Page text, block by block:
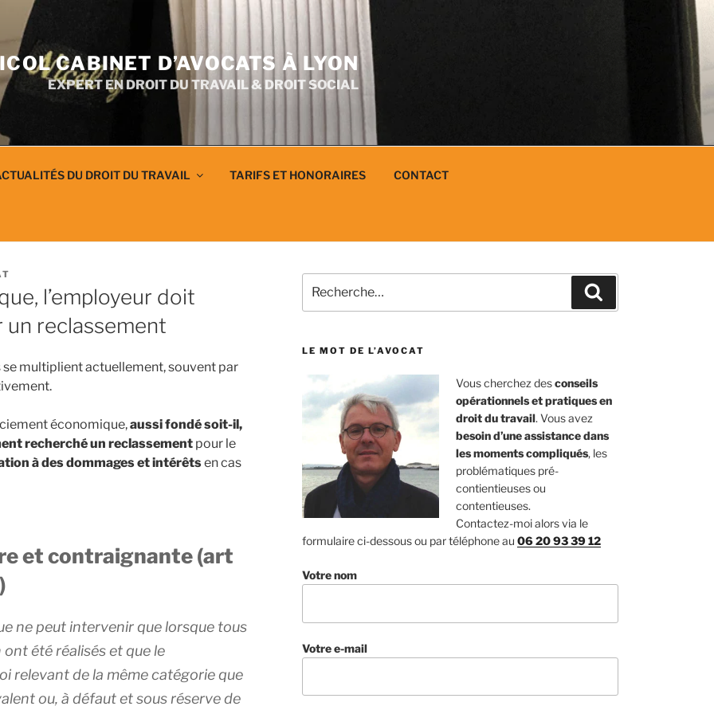
CABINET D’AVOCATS À LYON
EXPERT EN DROIT DU TRAVAIL & DROIT SOCIAL
DU DROIT DU TRAVAIL TARIFS ET HONORAIRES CONTACT
l’employeur doit
reclassement
multiplient actuellement, souvent par
économique,aussi fondé soit-il,
recherché un reclassement pour le
à des dommages et intérêtsen cas
et contraignante (art
ne peut intervenir que lorsque tous
été réalisés et que le
relevant de la même catégorie que
ou, à défaut et sous réserve de
pour
LE MOT DE L’AVOCAT
Vous cherchez desconseils
opérationnels et pratiques en
droit du travail. Vous avez
besoin d’une assistance dans
les moments compliqués, les
problématiques pré-
contientieuses ou
contentieuses.
Contactez-moi alors via le
formulaire ci-dessous ou par téléphone au 06 20 93 39 12
Votre nom
Votre e-mail